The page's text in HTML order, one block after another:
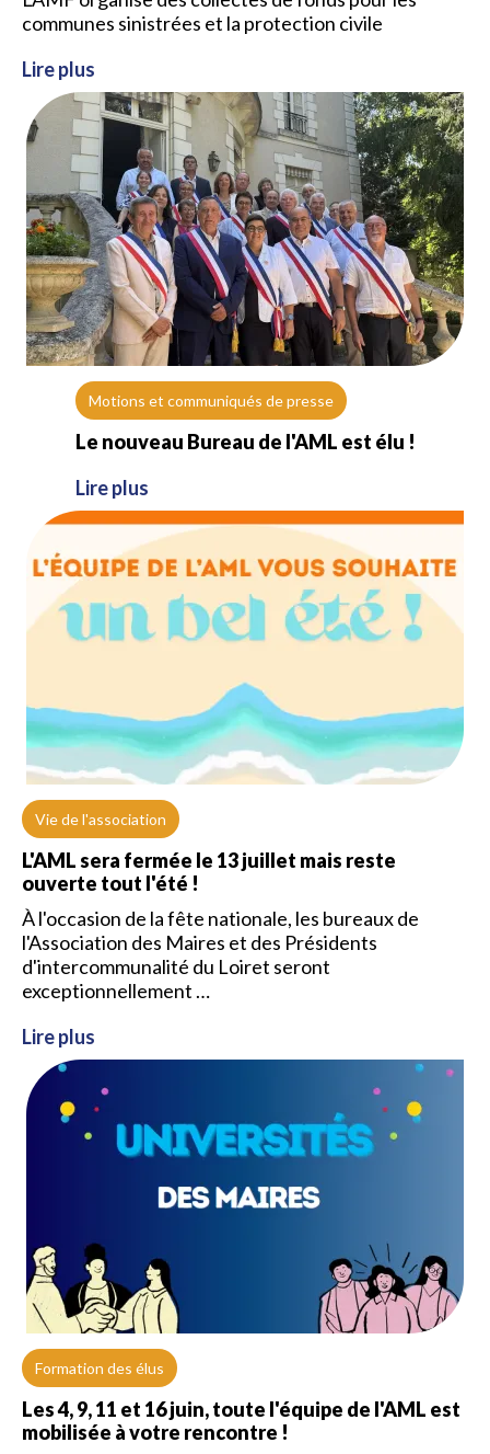
communes sinistrées et la protection civile
Lire plus
Motions et communiqués de presse
Le nouveau Bureau de l'AML est élu !
Lire plus
Vie de l'association
L'AML sera fermée le 13 juillet mais reste
ouverte tout l'été !
À l'occasion de la fête nationale, les bureaux de
l'Association des Maires et des Présidents
d'intercommunalité du Loiret seront
exceptionnellement …
Lire plus
Formation des élus
Les 4, 9, 11 et 16 juin, toute l'équipe de l'AML est
mobilisée à votre rencontre !